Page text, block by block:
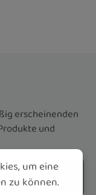
erscheinenden
und
um eine
zu können.